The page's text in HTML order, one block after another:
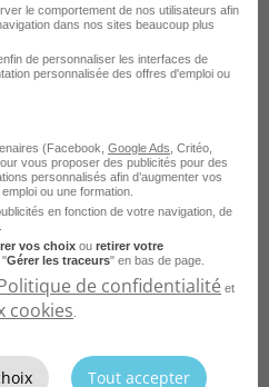
le comportement de nos utilisateurs afin
dans nos sites beaucoup plus
de personnaliser les interfaces de
personnalisée des offres d'emploi ou
(Facebook, Google Ads , Critéo,
vous proposer des publicités pour des
personnalisés afin d’augmenter vos
ou une formation.
en fonction de votre navigation, de
vos choix ou retirer votre
"Gérer les traceurs" en bas de page.
de confidentialité et
cookies
Tout accepter